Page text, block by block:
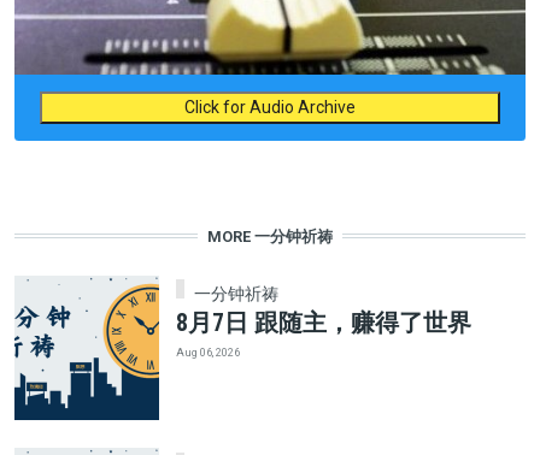
Click for Audio Archive
MORE 一分钟祈祷
一分钟祈祷
8月7日 跟随主，赚得了世界
Aug 06, 2026